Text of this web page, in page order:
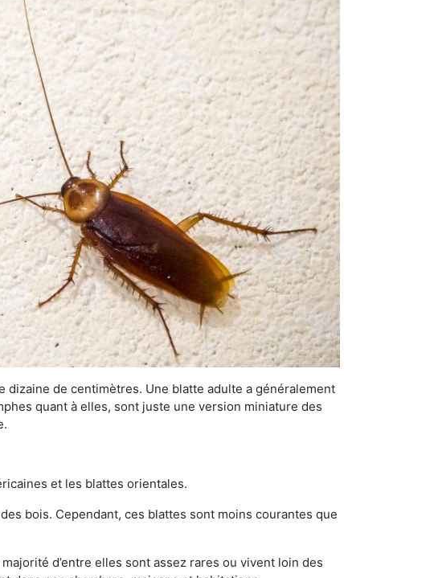
de centimètres. Une blatte adulte a généralement
quant à elles, sont juste une version miniature des
et les blattes orientales.
bois. Cependant, ces blattes sont moins courantes que
d’entre elles sont assez rares ou vivent loin des